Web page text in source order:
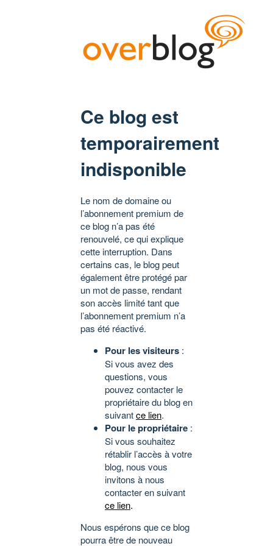
Ce blog est
temporairement
indisponible
Le nom de domaine ou
l’abonnement premium de
ce blog n’a pas été
renouvelé, ce qui explique
cette interruption. Dans
certains cas, le blog peut
également être protégé par
un mot de passe, rendant
son accès limité tant que
l’abonnement premium n’a
pas été réactivé.
Pour les visiteurs :
Si vous avez des
questions, vous
pouvez contacter le
propriétaire du blog en
suivantce lien.
Pour le propriétaire :
Si vous souhaitez
rétablir l’accès à votre
blog, nous vous
invitons à nous
contacter en suivant
ce lien.
Nous espérons que ce blog
pourra être de nouveau